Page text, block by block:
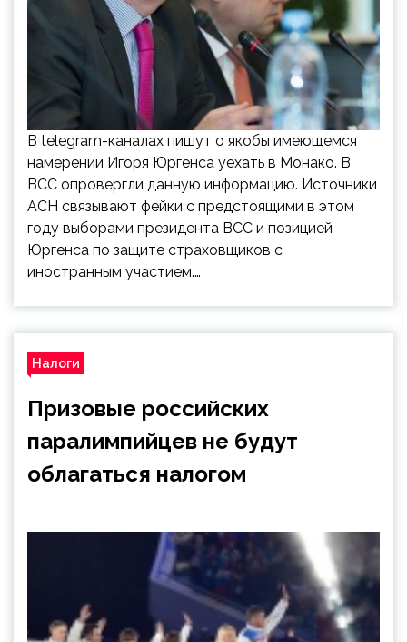
В telegram-каналах пишут о якобы имеющемся
намерении Игоря Юргенса уехать в Монако. В
ВСС опровергли данную информацию. Источники
АСН связывают фейки с предстоящими в этом
году выборами президента ВСС и позицией
Юргенса по защите страховщиков с
иностранным участием.…
Налоги
Призовые российских
паралимпийцев не будут
облагаться налогом